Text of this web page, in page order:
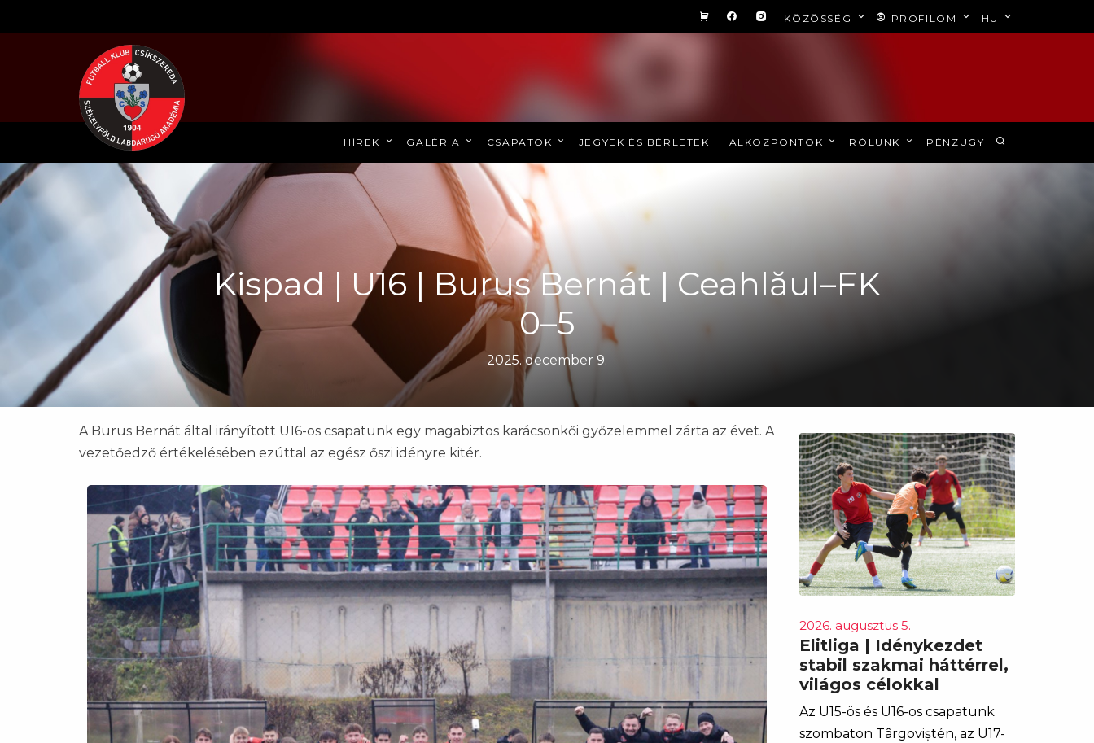
KÖZÖSSÉG PROFILOM HU
HÍREK GALÉRIA CSAPATOK JEGYEK ÉS BÉRLETEK ALKÖZPONTOK RÓLUNK PÉNZÜGY
Kispad | U16 | Burus Bernát | Ceahlăul–FK
0–5
2025. december 9.
A Burus Bernát által irányított U16-os csapatunk egy magabiztos karácsonkői győzelemmel zárta az évet. A
vezetőedző értékelésében ezúttal az egész őszi idényre kitér.
2026. augusztus 5.
Elitliga | Idénykezdet
stabil szakmai háttérrel,
világos célokkal
Az U15-ös és U16-os csapatunk
szombaton Târgoviștén, az U17-